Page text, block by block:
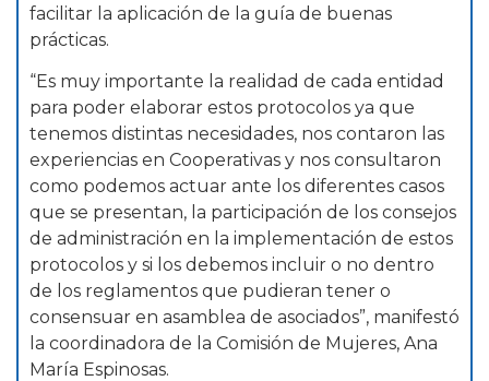
facilitar la aplicación de la guía de buenas
prácticas.
“Es muy importante la realidad de cada entidad
para poder elaborar estos protocolos ya que
tenemos distintas necesidades, nos contaron las
experiencias en Cooperativas y nos consultaron
como podemos actuar ante los diferentes casos
que se presentan, la participación de los consejos
de administración en la implementación de estos
protocolos y si los debemos incluir o no dentro
de los reglamentos que pudieran tener o
consensuar en asamblea de asociados”, manifestó
la coordinadora de la Comisión de Mujeres, Ana
María Espinosas.